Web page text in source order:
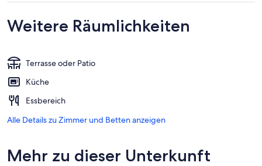
Weitere Räumlichkeiten
Terrasse oder Patio
Küche
Essbereich
Alle Details zu Zimmer und Betten anzeigen
Mehr zu dieser Unterkunft